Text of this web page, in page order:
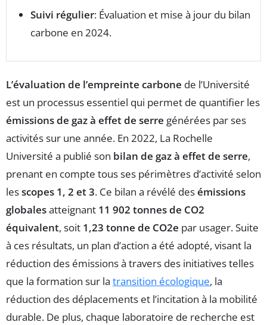
Suivi régulier: Évaluation et mise à jour du bilan
carbone en 2024.
L’évaluation de l’empreinte carbone de l’Université
est un processus essentiel qui permet de quantifier les
émissions de gaz à effet de serre générées par ses
activités sur une année. En 2022, La Rochelle
Université a publié son bilan de gaz à effet de serre,
prenant en compte tous ses périmètres d’activité selon
lesscopes 1, 2 et 3. Ce bilan a révélé desémissions
globalesatteignant 11 902 tonnes de CO2
équivalent, soit 1,23 tonne de CO2e par usager. Suite
à ces résultats, un plan d’action a été adopté, visant la
réduction des émissions à travers des initiatives telles
que la formation sur la transition écologique, la
réduction des déplacements et l’incitation à la mobilité
durable. De plus, chaque laboratoire de recherche est